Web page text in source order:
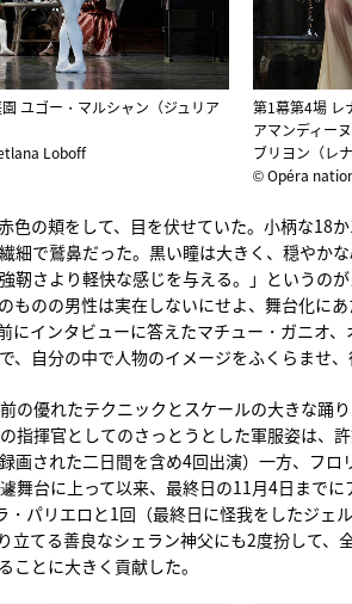
ユゴー・マルシャン（ジュリア
Loboff
第1幕第4場 レ
アマンディー
ブリヨン（レナ
© Opéra
色の頬をして、目を伏せていた。小柄な18
細で鷲鼻だった。黒い瞳は大きく、穏やか
靭さより軽快な感じを与える。」というの
ものの男性は実在しないにせよ、舞台化に
にインタビューに答えたマチュー・ガニオ
、自分の中で人物のイメージをふくらませ、
の優れたテクニックとスケールの大きな踊
指揮官としてのさっとうとした軍服姿は、
画された二日間を含め4回出演）一方、フ
舞台に上って以来、最終日の11月4日まで
・パリエロと1回（最終日に怪我をしたジェ
立てる善良なシェラン神父にも2度扮して、
ことに大きく貢献した。